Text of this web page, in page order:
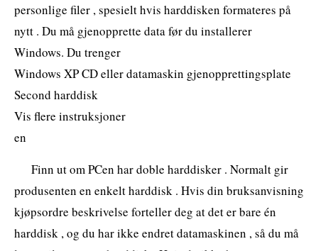
personlige filer , spesielt hvis harddisken formateres på
nytt . Du må gjenopprette data før du installerer
Windows. Du trenger
Windows XP CD eller datamaskin gjenopprettingsplate
Second harddisk
Vis flere instruksjoner
en
Finn ut om PCen har doble harddisker . Normalt gir
produsenten en enkelt harddisk . Hvis din bruksanvisning
kjøpsordre beskrivelse forteller deg at det er bare én
harddisk , og du har ikke endret datamaskinen , så du må